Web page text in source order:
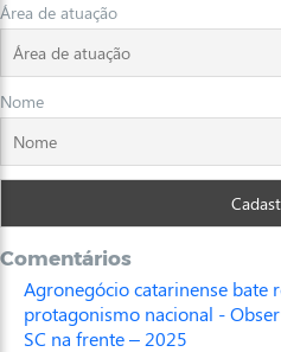
Área de atuação
Nome
Comentários
Agronegócio catarinense bate
protagonismo nacional -
SC na frente – 2025